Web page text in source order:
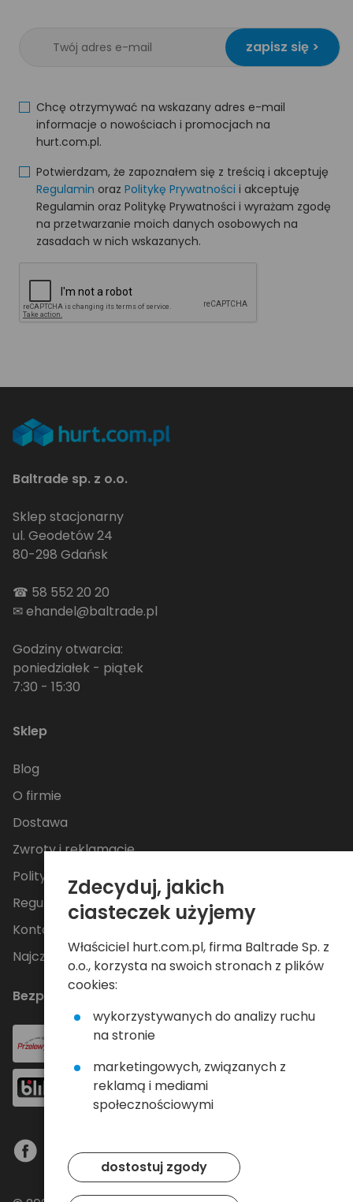
zapisz się >
Chcę otrzymywać na wskazany adres e-mail
informacje o nowościach i promocjach na
hurt.com.pl.
Potwierdzam, że zapoznałem się z treścią i akceptuję
Regulamin oraz Politykę Prywatności i akceptuję
Regulamin oraz Politykę Prywatności i wyrażam zgodę
na przetwarzanie moich danych osobowych na
zasadach w nich wskazanych.
Baltrade sp. z o.o.
Sklep stacjonarny
ul. Geodetów 24
80-298 Gdańsk
☎ 58 552 20 20
✉ehandel@baltrade.pl
Godziny otwarcia:
poniedziałek - piątek
7:30 - 15:30
Sklep
Blog
O firmie
Dostawa
Zwroty i reklamacje
Polityka Prywatności
Regulamin
Kontakt
Najczęściej zadawane pytania
Bezpieczne płatności
Zdecyduj, jakich
ciasteczek użyjemy
Właściciel hurt.com.pl, firma Baltrade Sp. z
o.o., korzysta na swoich stronach z plików
cookies:
wykorzystywanych do analizy ruchu
na stronie
marketingowych, związanych z
reklamą i mediami
społecznościowymi
dostostuj zgody